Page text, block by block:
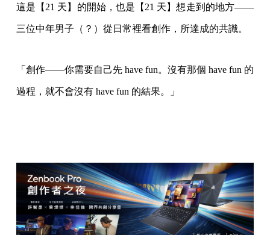
這是【21 天】的開始，也是【21 天】想走到的地方——
三位中年男子（？）從日常裡看創作，所達成的共識。
「創作——你需要自己先 have fun。沒有那個 have fun 的
過程，就不會沒有 have fun 的結果。」